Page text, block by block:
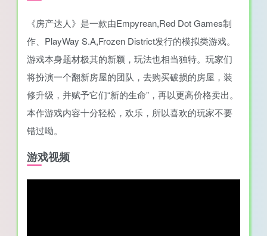
《房产达人》是一款由Empyrean,Red Dot Games制
作、PlayWay S.A,Frozen District发行的模拟类游戏。
游戏本身题材极其的新颖，玩法也相当独特。玩家们
将扮演一个翻新房屋的团队，去购买破损的房屋，装
修升级，并赋予它们“新的生命”，再以更高价格卖出。
本作游戏内容十分轻松，欢乐，所以喜欢的玩家不要
错过呦。
游戏视频